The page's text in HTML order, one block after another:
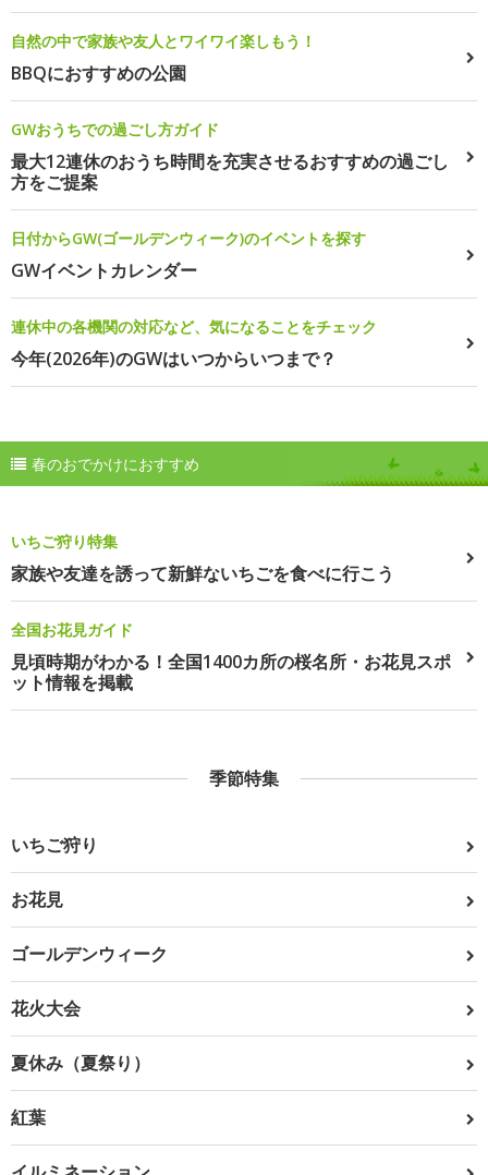
自然の中で家族や友人とワイワイ楽しもう！
BBQにおすすめの公園
GWおうちでの過ごし方ガイド
最大12連休のおうち時間を充実させるおすすめの過ごし
方をご提案
日付からGW(ゴールデンウィーク)のイベントを探す
GWイベントカレンダー
連休中の各機関の対応など、気になることをチェック
今年(2026年)のGWはいつからいつまで？
春のおでかけにおすすめ
いちご狩り特集
家族や友達を誘って新鮮ないちごを食べに行こう
全国お花見ガイド
見頃時期がわかる！全国1400カ所の桜名所・お花見スポ
ット情報を掲載
季節特集
いちご狩り
お花見
ゴールデンウィーク
花火大会
夏休み（夏祭り）
紅葉